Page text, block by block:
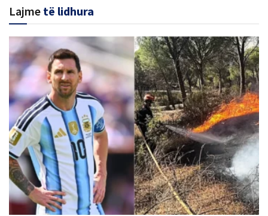
Lajme të lidhura